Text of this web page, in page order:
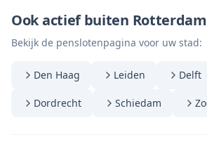
Ook actief buiten Rotterdam
Bekijk de penslotenpagina voor uw stad:
Den Haag Leiden Delft
Dordrecht Schiedam